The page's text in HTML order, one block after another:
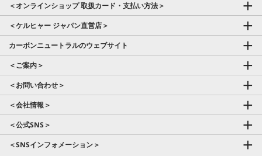
＜オンラインショップ 取扱カード・支払い方法＞
＜ケルヒャー ジャパン直営店＞
カーボンニュートラルのウェブサイト
＜ご案内＞
＜お問い合わせ＞
＜会社情報＞
＜公式SNS＞
＜SNSインフォメーション＞